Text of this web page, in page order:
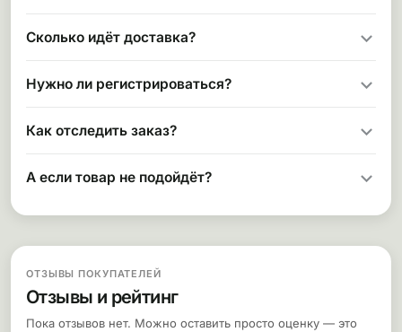
Сколько идёт доставка?
Нужно ли регистрироваться?
Как отследить заказ?
А если товар не подойдёт?
ОТЗЫВЫ ПОКУПАТЕЛЕЙ
Отзывы и рейтинг
Пока отзывов нет. Можно оставить просто оценку — это